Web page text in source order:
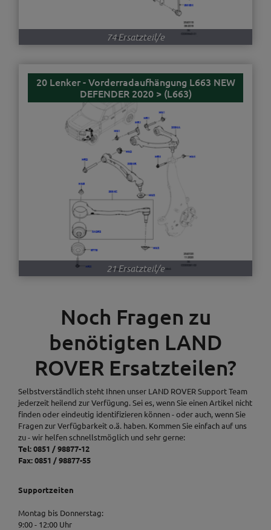
74 Ersatzteil/e
20 Lenker - Vorderradaufhängung L663 NEW
DEFENDER 2020 > (L663)
21 Ersatzteil/e
Noch Fragen zu
benötigten LAND
ROVER Ersatzteilen?
Selbstverständlich steht Ihnen unser LAND ROVER Support Team
jederzeit heilend zur Verfügung. Sei es, wenn Sie einen Artikel nicht
finden oder eindeutig identifizieren können - oder auch, wenn Sie
Fragen zur Verfügbarkeit o.ä. haben. Kommen Sie einfach auf uns
zu - wir helfen schnellstmöglich und sehr gerne:
Tel: 0851 / 98877-12
Fax: 0851 / 98877-55
Supportzeiten
Montag bis Donnerstag:
9:00 - 12:00 Uhr